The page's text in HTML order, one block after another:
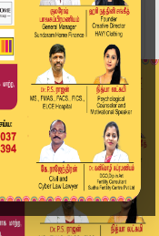
விஜய் ம...